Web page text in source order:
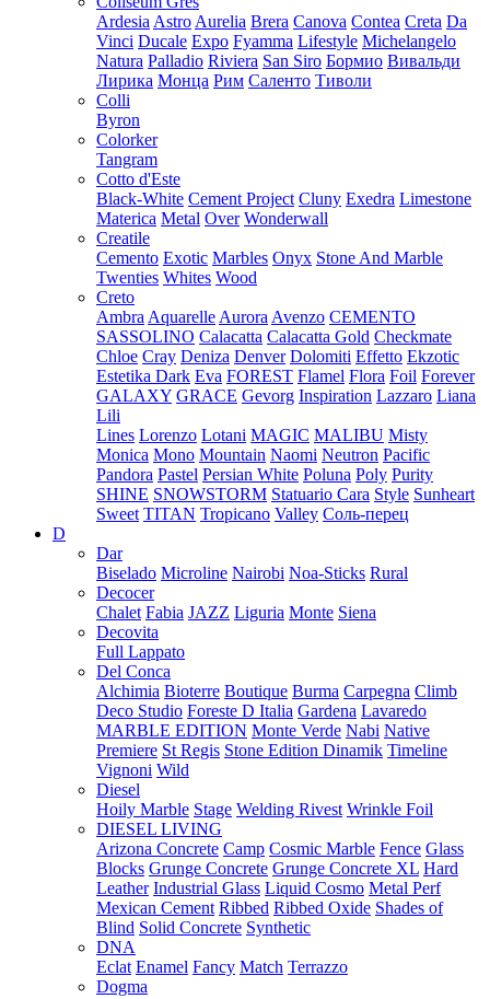
Ardesia Astro Aurelia Brera Canova Contea Creta Da
Vinci Ducale Expo Fyamma Lifestyle Michelangelo
Natura Palladio Riviera San Siro Бормио Вивальди
Лирика Монца Рим Саленто Тиволи
Colli
Byron
Colorker
Tangram
Cotto d'Este
Black-White Cement Project Cluny Exedra Limestone
Materica Metal Over Wonderwall
Creatile
Cemento Exotic Marbles Onyx Stone And Marble
Twenties Whites Wood
Creto
Ambra Aquarelle Aurora Avenzo CEMENTO
SASSOLINO Calacatta Calacatta Gold Checkmate
Chloe Cray Deniza Denver Dolomiti Effetto Ekzotic
Estetika Dark Eva FOREST Flamel Flora Foil Forever
GALAXY GRACE Gevorg Inspiration Lazzaro Liana
Lili
Lines Lorenzo Lotani MAGIC MALIBU Misty
Monica Mono Mountain Naomi Neutron Pacific
Pandora Pastel Persian White Poluna Poly Purity
SHINE SNOWSTORM Statuario Cara Style Sunheart
Sweet TITAN Tropicano Valley Соль-перец
D
Dar
Biselado Microline Nairobi Noa-Sticks Rural
Decocer
Chalet Fabia JAZZ Liguria Monte Siena
Decovita
Full Lappato
Del Conca
Alchimia Bioterre Boutique Burma Carpegna Climb
Deco Studio Foreste D Italia Gardena Lavaredo
MARBLE EDITION Monte Verde Nabi Native
Premiere St Regis Stone Edition Dinamik Timeline
Vignoni Wild
Diesel
Hoily Marble Stage Welding Rivest Wrinkle Foil
DIESEL LIVING
Arizona Concrete Camp Cosmic Marble Fence Glass
Blocks Grunge Concrete Grunge Concrete XL Hard
Leather Industrial Glass Liquid Cosmo Metal Perf
Mexican Cement Ribbed Ribbed Oxide Shades of
Blind Solid Concrete Synthetic
DNA
Eclat Enamel Fancy Match Terrazzo
Dogma